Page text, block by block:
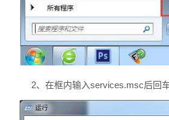
2、在框内输入services.msc后回